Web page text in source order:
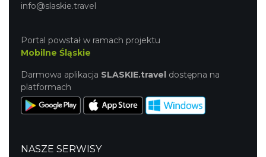
info@slaskie.travel
Portal powstał w ramach projektu
Mobilne Śląskie
Darmowa aplikacja SLASKIE.travel dostępna na
platformach
NASZE SERWISY